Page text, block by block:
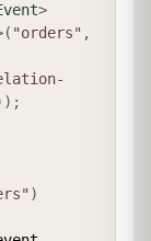
>
( "orders" ,
) ;
)